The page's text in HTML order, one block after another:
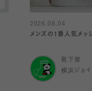
2026.08.04
メンズの1番人気メッシ
靴下屋
横浜ジョ